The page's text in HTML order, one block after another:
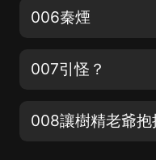
006秦煙
007引怪？
008讓樹精老爺抱